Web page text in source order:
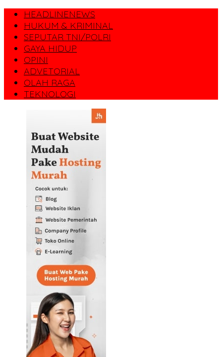
HEADLINENEWS
HUKUM & KRIMINAL
SEPUTAR TNI/POLRI
GAYA HIDUP
OPINI
ADVETORIAL
OLAH RAGA
TEKNOLOGI